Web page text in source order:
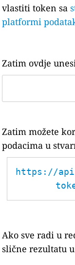
vlastiti token sa
platformi
Zatim ovdje
Zatim možete
podacima u
https://
Ako sve radi u
slične rezultatu